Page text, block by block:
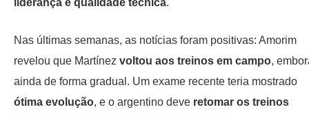
liderança e qualidade técnica.
Nas últimas semanas, as notícias foram positivas: Amorim
revelou que Martínez voltou aos treinos em campo,
ainda de forma gradual. Um exame recente teria mostrado
ótima evolução, e o argentino deve retomar os treinos